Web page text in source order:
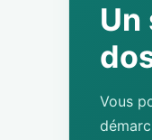
Un
Vous